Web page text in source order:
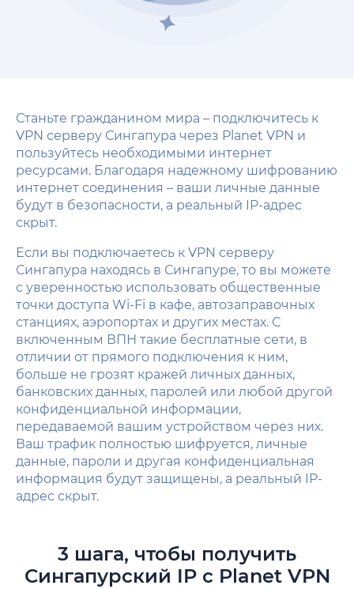
Станьте гражданином мира – подключитесь к
VPN серверу Сингапура через Planet VPN и
пользуйтесь необходимыми интернет
ресурсами. Благодаря надежному шифрованию
интернет соединения – ваши личные данные
будут в безопасности, а реальный IP-адрес
скрыт.
Если вы подключаетесь к VPN серверу
Сингапура находясь в Сингапуре, то вы можете
с уверенностью использовать общественные
точки доступа Wi-Fi в кафе, автозаправочных
станциях, аэропортах и других местах. С
включенным ВПН такие бесплатные сети, в
отличии от прямого подключения к ним,
больше не грозят кражей личных данных,
банковских данных, паролей или любой другой
конфиденциальной информации,
передаваемой вашим устройством через них.
Ваш трафик полностью шифруется, личные
данные, пароли и другая конфиденциальная
информация будут защищены, а реальный IP-
адрес скрыт.
3 шага, чтобы получить
Сингапурский IP с Planet VPN